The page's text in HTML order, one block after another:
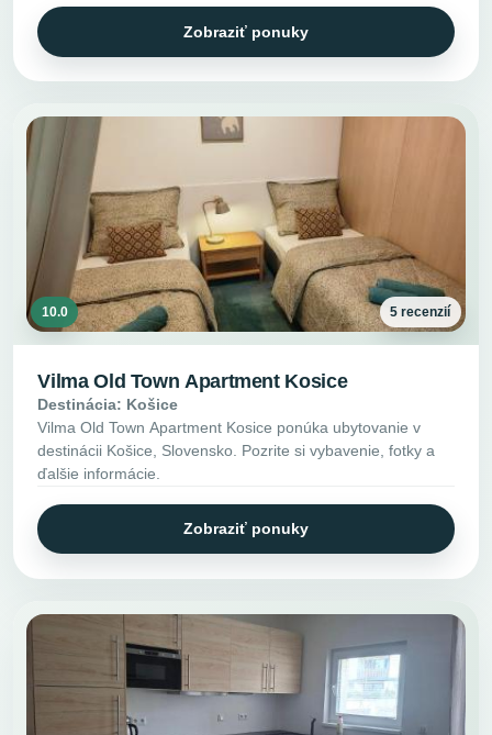
Zobraziť ponuky
10.0 5 recenzií
Vilma Old Town Apartment Kosice
Destinácia: Košice
Vilma Old Town Apartment Kosice ponúka ubytovanie v
destinácii Košice, Slovensko. Pozrite si vybavenie, fotky a
ďalšie informácie.
Zobraziť ponuky